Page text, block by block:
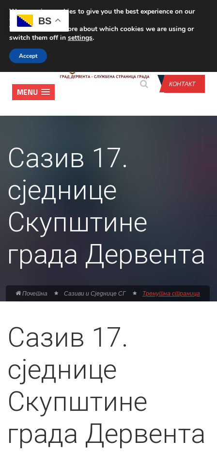
CONTACT US
КОНТАКТ
MENU
Сазив 17.
сједнице
Скупштине
града Дервента
Почетна Сазиви и Сједнице СГ Тренутна страница
Сазив 17.
сједнице
Скупштине
града Дервента
BS
We are using cookies to give you the best experience on our
website.
You can find out more about which cookies we are using or
switch them off in settings.
Accept